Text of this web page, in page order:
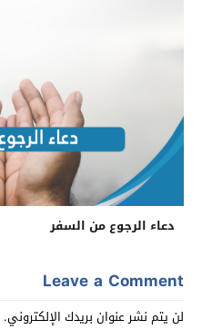
دعاء الرجوع من السفر
Leave a Comment
لن يتم نشر عنوان بريدك الإلكتروني.